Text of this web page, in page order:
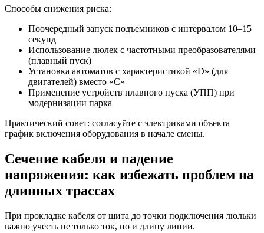
Способы снижения риска:
Поочередный запуск подъемников с интервалом 10–15
секунд
Использование люлек с частотными преобразователями
(плавный пуск)
Установка автоматов с характеристикой «D» (для
двигателей) вместо «C»
Применение устройств плавного пуска (УПП) при
модернизации парка
Практический совет: согласуйте с электриками объекта
график включения оборудования в начале смены.
Сечение кабеля и падение
напряжения: как избежать проблем на
длинных трассах
При прокладке кабеля от щита до точки подключения люльки
важно учесть не только ток, но и длину линии.